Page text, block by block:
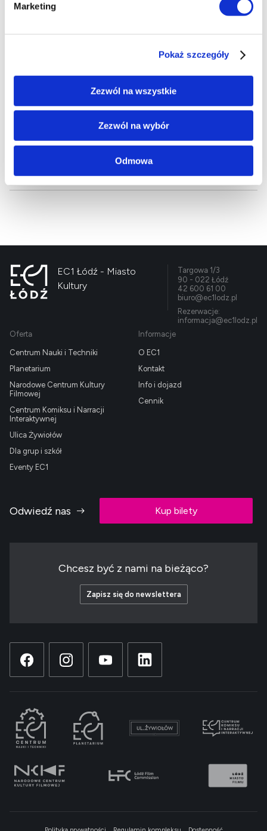
Marketing
Pokaż szczegóły
Zezwól na wszystkie
Zezwól na wybór
Odmowa
EC1 Łódź - Miasto
Kultury
Targowa 1/3
90 - 022 Łódź
42 600 61 00
biuro@ec1lodz.pl
Rezerwacje:
informacja@ec1lodz.pl
Oferta
Centrum Nauki i Techniki
Planetarium
Narodowe Centrum Kultury
Filmowej
Centrum Komiksu i Narracji
Interaktywnej
Ulica Żywiołów
Dla grup i szkół
Eventy EC1
Informacje
O EC1
Kontakt
Info i dojazd
Cennik
Odwiedź nas Kup bilety
Chcesz być z nami na bieżąco?
Zapisz się do newslettera